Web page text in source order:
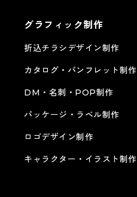
グラフィック制作
折込チラシデザイン制作
カタログ・パンフレット制作
DM・名刺・POP制作
パッケージ・ラベル制作
ロゴデザイン制作
キャラクター・イラスト制作
カタログ･パンフレット